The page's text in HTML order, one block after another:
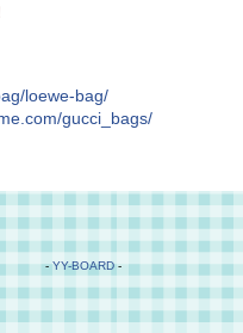
loewe-bag/
gucci_bags/
-YY-BOARD-